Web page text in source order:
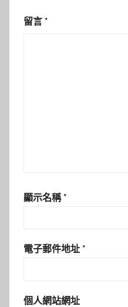
留言 *
顯示名稱 *
電子郵件地址 *
個人網站網址